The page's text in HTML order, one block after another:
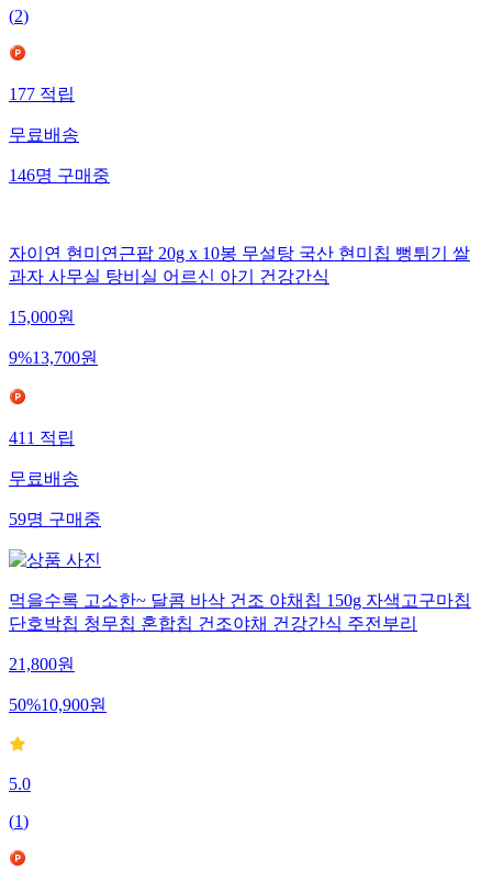
(2)
177적립
무료배송
146명구매중
자이연 현미연근팝 20g x 10봉 무설탕 국산 현미칩 뻥튀기 쌀
과자 사무실 탕비실 어르신 아기 건강간식
15,000원
9%13,700원
411적립
무료배송
59명구매중
먹을수록 고소한~ 달콤 바삭 건조 야채칩 150g 자색고구마칩
단호박칩 청무칩 혼합칩 건조야채 건강간식 주전부리
21,800원
50%10,900원
5.0
(1)